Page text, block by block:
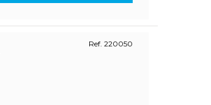
Ref. 220050